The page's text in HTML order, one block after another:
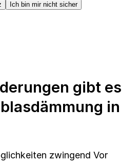
Ich bin mir nicht sicher
gibt es
in
zwingend Vor